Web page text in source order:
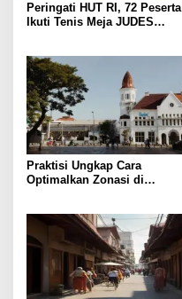
Peringati HUT RI, 72 Peserta
Ikuti Tenis Meja JUDES
Praktisi Ungkap Cara
Optimalkan Zonasi di